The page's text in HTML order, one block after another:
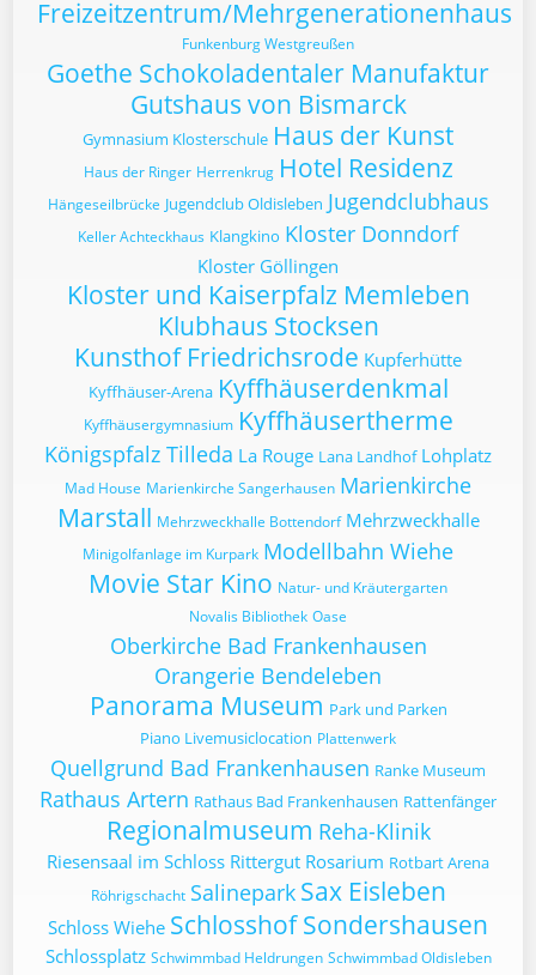
Freizeitzentrum/Mehrgenerationenhaus
Funkenburg Westgreußen
Goethe Schokoladentaler Manufaktur
Gutshaus von Bismarck
Gymnasium Klosterschule Haus der Kunst
Haus der Ringer Herrenkrug Hotel Residenz
Hängeseilbrücke Jugendclub Oldisleben Jugendclubhaus
Keller Achteckhaus Klangkino Kloster Donndorf
Kloster Göllingen
Kloster und Kaiserpfalz Memleben
Klubhaus Stocksen
Kunsthof Friedrichsrode Kupferhütte
Kyffhäuser-Arena Kyffhäuserdenkmal
Kyffhäusergymnasium Kyffhäusertherme
Königspfalz Tilleda La Rouge Lana Landhof Lohplatz
Mad House Marienkirche Sangerhausen Marienkirche
Marstall Mehrzweckhalle Bottendorf Mehrzweckhalle
Minigolfanlage im Kurpark Modellbahn Wiehe
Movie Star Kino Natur- und Kräutergarten
Novalis Bibliothek Oase
Oberkirche Bad Frankenhausen
Orangerie Bendeleben
Panorama Museum Park und Parken
Piano Livemusiclocation Plattenwerk
Quellgrund Bad Frankenhausen Ranke Museum
Rathaus Artern Rathaus Bad Frankenhausen Rattenfänger
Regionalmuseum Reha-Klinik
Riesensaal im Schloss Rittergut Rosarium Rotbart Arena
Röhrigschacht Salinepark Sax Eisleben
Schloss Wiehe Schlosshof Sondershausen
Schlossplatz Schwimmbad Heldrungen Schwimmbad Oldisleben